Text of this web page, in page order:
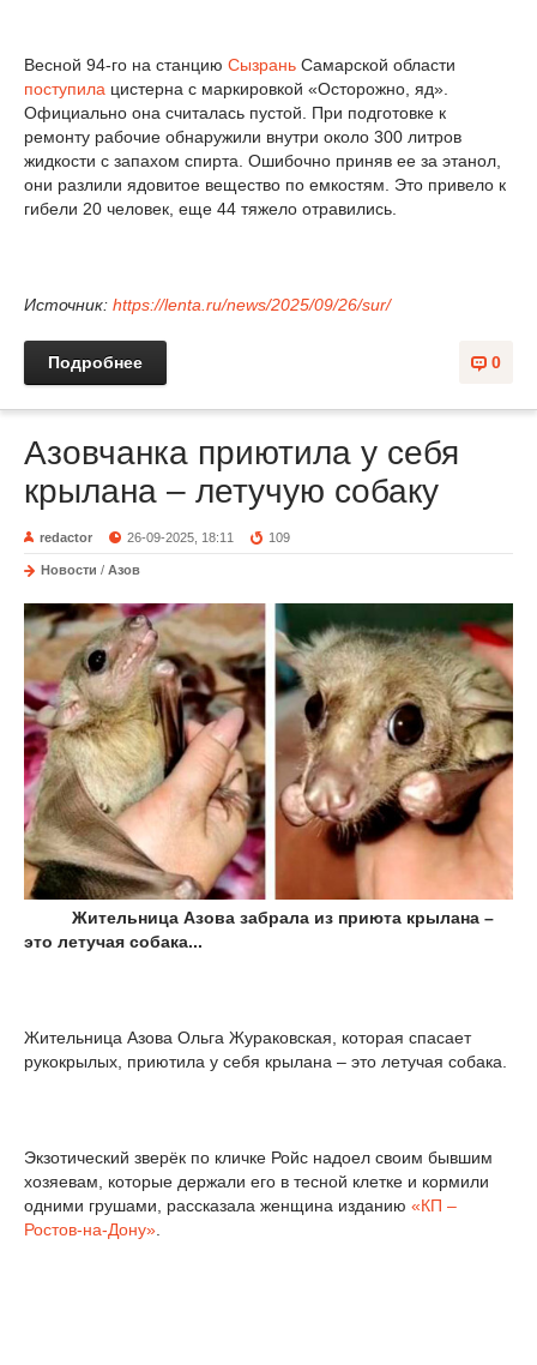
Весной 94-го на станцию Сызрань Самарской области
поступила цистерна с маркировкой «Осторожно, яд».
Официально она считалась пустой. При подготовке к
ремонту рабочие обнаружили внутри около 300 литров
жидкости с запахом спирта. Ошибочно приняв ее за этанол,
они разлили ядовитое вещество по емкостям. Это привело к
гибели 20 человек, еще 44 тяжело отравились.
Источник: https://lenta.ru/news/2025/09/26/sur/
0
Подробнее
Азовчанка приютила у себя
крылана – летучую собаку
redactor 26-09-2025, 18:11 109
Новости / Азов
Жительница Азова забрала из приюта крылана –
это летучая собака...
Жительница Азова Ольга Жураковская, которая спасает
рукокрылых, приютила у себя крылана – это летучая собака.
Экзотический зверёк по кличке Ройс надоел своим бывшим
хозяевам, которые держали его в тесной клетке и кормили
одними грушами, рассказала женщина изданию «КП –
Ростов-на-Дону»